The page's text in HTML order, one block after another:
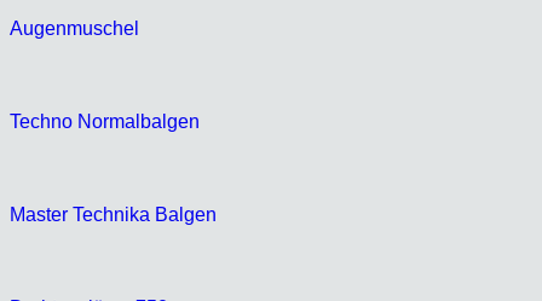
Augenmuschel
Techno Normalbalgen
Master Technika Balgen